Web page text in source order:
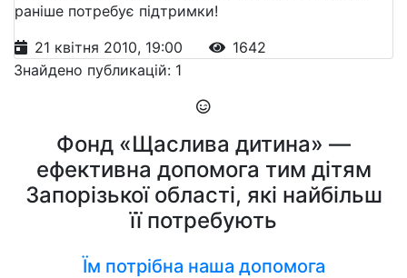
раніше потребує підтримки!
21 квітня 2010, 19:00
1642
Знайдено публикацій: 1
Фонд «Щаслива дитина» —
ефективна допомога тим дітям
Запорізької області, які найбільш
її потребують
Їм потрібна наша допомога